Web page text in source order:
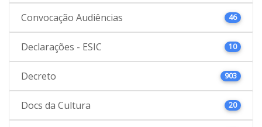
Convocação Audiências 46
Declarações - ESIC 10
Decreto 903
Docs da Cultura 20